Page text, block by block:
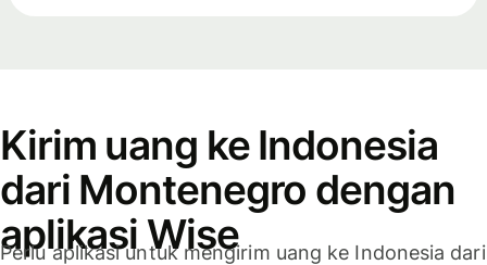
Kirim uang ke Indonesia
dari Montenegro dengan
aplikasi Wise
Perlu aplikasi untuk mengirim uang ke Indonesia dari